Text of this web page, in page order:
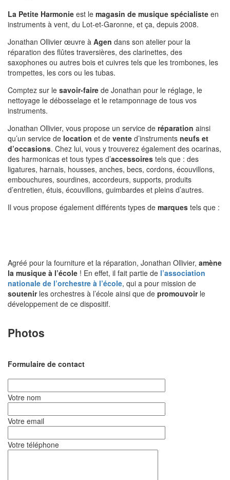
La Petite Harmonie est le magasin de musique spécialiste en
instruments à vent, du Lot-et-Garonne, et ça, depuis 2008.
Jonathan Ollivier œuvre à Agen dans son atelier pour la
réparation des flûtes traversières, des clarinettes, des
saxophones ou autres bois et cuivres tels que les trombones, les
trompettes, les cors ou les tubas.
Comptez sur le savoir-faire de Jonathan pour le réglage, le
nettoyage le débosselage et le retamponnage de tous vos
instruments.
Jonathan Ollivier, vous propose un service de réparation ainsi
qu’un service de location et de vente d’instruments neufs et
d’occasions. Chez lui, vous y trouverez également des ocarinas,
des harmonicas et tous types d’accessoires tels que : des
ligatures, harnais, housses, anches, becs, cordons, écouvillons,
embouchures, sourdines, accordeurs, supports, produits
d’entretien, étuis, écouvillons, guimbardes et pleins d’autres.
Il vous propose également différents types de marques tels que :
Agréé pour la fourniture et la réparation, Jonathan Ollivier, amène
la musique à l’école ! En effet, il fait partie de l’association
nationale de l’orchestre à l’école, qui a pour mission de
soutenir les orchestres à l’école ainsi que de promouvoirle
développement de ce dispositif.
Photos
Formulaire de contact
Votre nom
Votre email
Votre téléphone